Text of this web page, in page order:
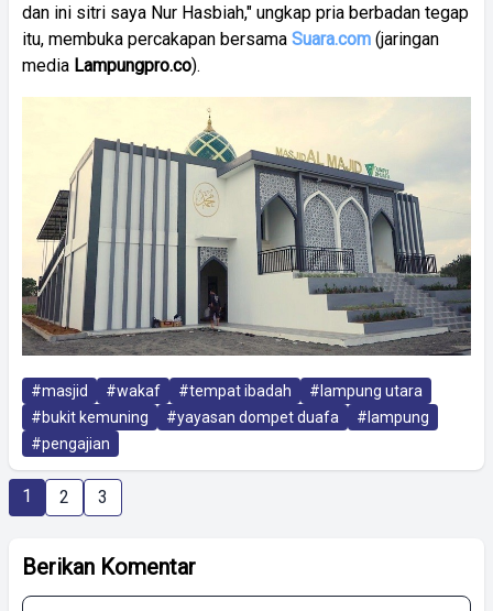
dan ini sitri saya Nur Hasbiah," ungkap pria berbadan tegap
itu, membuka percakapan bersama Suara.com (jaringan
media Lampungpro.co).
#masjid #wakaf #tempat ibadah
#lampung utara
#bukit kemuning
#yayasan dompet duafa
#lampung
#pengajian
1 2 3
Berikan Komentar